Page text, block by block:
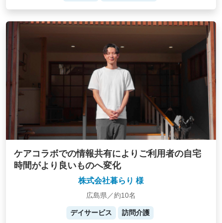
ケアコラボでの情報共有によりご利用者の自宅
時間がより良いものへ変化
株式会社暮らり 様
広島県／約10名
デイサービス 訪問介護